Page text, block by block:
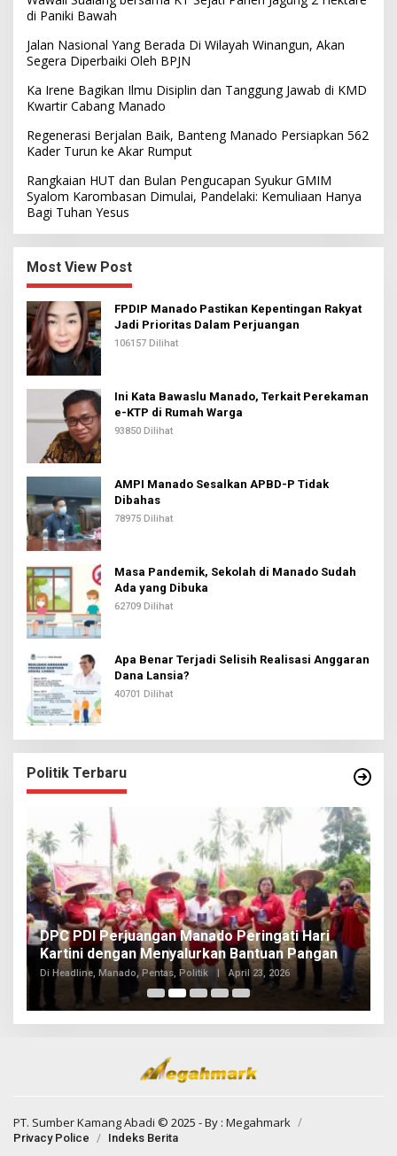
di Paniki Bawah
Jalan Nasional Yang Berada Di Wilayah Winangun, Akan
Segera Diperbaiki Oleh BPJN
Ka Irene Bagikan Ilmu Disiplin dan Tanggung Jawab di KMD
Kwartir Cabang Manado
Regenerasi Berjalan Baik, Banteng Manado Persiapkan 562
Kader Turun ke Akar Rumput
Rangkaian HUT dan Bulan Pengucapan Syukur GMIM
Syalom Karombasan Dimulai, Pandelaki: Kemuliaan Hanya
Bagi Tuhan Yesus
Most View Post
FPDIP Manado Pastikan Kepentingan Rakyat
Jadi Prioritas Dalam Perjuangan
106157 Dilihat
Ini Kata Bawaslu Manado, Terkait Perekaman
e-KTP di Rumah Warga
93850 Dilihat
AMPI Manado Sesalkan APBD-P Tidak
Dibahas
78975 Dilihat
Masa Pandemik, Sekolah di Manado Sudah
Ada yang Dibuka
62709 Dilihat
Apa Benar Terjadi Selisih Realisasi Anggaran
Dana Lansia?
40701 Dilihat
Politik Terbaru
DPC PDI Perjuangan Manado Peringati Hari
Kartini dengan Menyalurkan Bantuan Pangan
Di Headline, Manado, Pentas, Politik April 23, 2026
PT. Sumber Kamang Abadi © 2025 - By : Megahmark
Privacy Police Indeks Berita